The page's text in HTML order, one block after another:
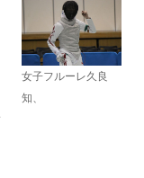
女子フルーレ久良
知、